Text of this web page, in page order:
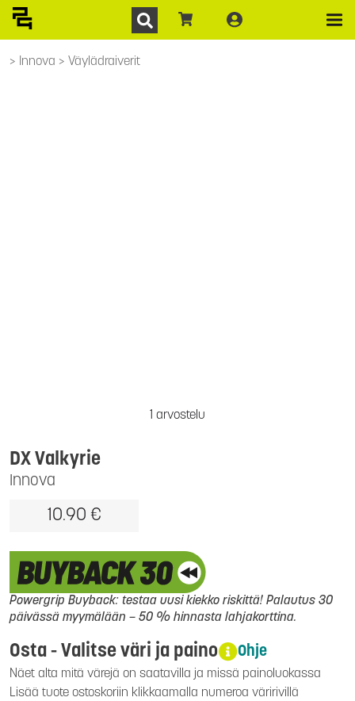
Innova Väylädraiverit
1 arvostelu
Innova
DX Valkyrie
10.90 €
Powergrip Buyback: testaa uusi kiekko riskittä! Palautus 30
päivässä myymälään – 50 % hinnasta lahjakorttina.
Osta - Valitse väri ja paino Ohje
Näet alta mitä värejä on saatavilla ja missä painoluokassa
Lisää tuote ostoskoriin klikkaamalla numeroa väririvillä